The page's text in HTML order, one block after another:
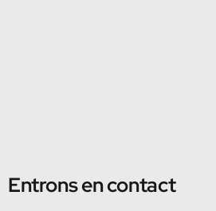
Entrons en contact